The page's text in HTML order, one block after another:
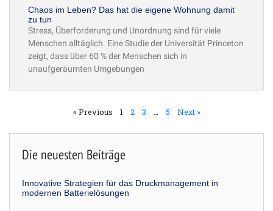
Chaos im Leben? Das hat die eigene Wohnung damit
zu tun
Stress, Überforderung und Unordnung sind für viele
Menschen alltäglich. Eine Studie der Universität Princeton
zeigt, dass über 60 % der Menschen sich in
unaufgeräumten Umgebungen
« Previous 1 2 3 5 Next »
Die neuesten Beiträge
Innovative Strategien für das Druckmanagement in
modernen Batterielösungen